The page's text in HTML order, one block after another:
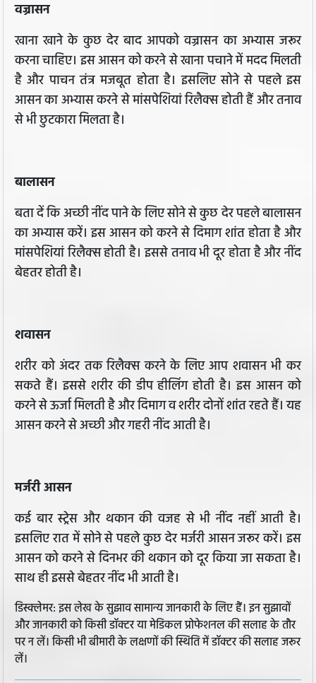
वज्रासन
खाना खाने के कुछ देर बाद आपको वज्रासन का अभ्यास जरूर
करना चाहिए। इस आसन को करने से खाना पचाने में मदद मिलती
है और पाचन तंत्र मजबूत होता है। इसलिए सोने से पहले इस
आसन का अभ्यास करने से मांसपेशियां रिलैक्स होती हैं और तनाव
से भी छुटकारा मिलता है।
बालासन
बता दें कि अच्छी नींद पाने के लिए सोने से कुछ देर पहले बालासन
का अभ्यास करें। इस आसन को करने से दिमाग शांत होता है और
मांसपेशियां रिलैक्स होती है। इससे तनाव भी दूर होता है और नींद
बेहतर होती है।
शवासन
शरीर को अंदर तक रिलैक्स करने के लिए आप शवासन भी कर
सकते हैं। इससे शरीर की डीप हीलिंग होती है। इस आसन को
करने से ऊर्जा मिलती है और दिमाग व शरीर दोनों शांत रहते हैं। यह
आसन करने से अच्छी और गहरी नींद आती है।
मर्जरी आसन
कई बार स्ट्रेस और थकान की वजह से भी नींद नहीं आती है।
इसलिए रात में सोने से पहले कुछ देर मर्जरी आसन जरूर करें। इस
आसन को करने से दिनभर की थकान को दूर किया जा सकता है।
साथ ही इससे बेहतर नींद भी आती है।
डिस्क्लेमर: इस लेख के सुझाव सामान्य जानकारी के लिए हैं। इन सुझावों
और जानकारी को किसी डॉक्टर या मेडिकल प्रोफेशनल की सलाह के तौर
पर न लें। किसी भी बीमारी के लक्षणों की स्थिति में डॉक्टर की सलाह जरूर
लें।